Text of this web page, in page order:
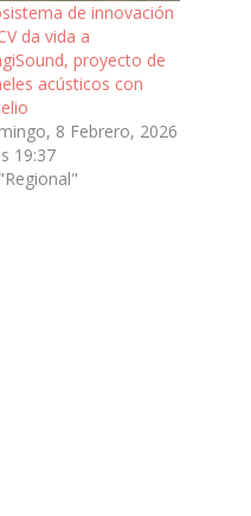
de innovación
da vida a
proyecto de
acústicos con
8 Febrero, 2026
19:37